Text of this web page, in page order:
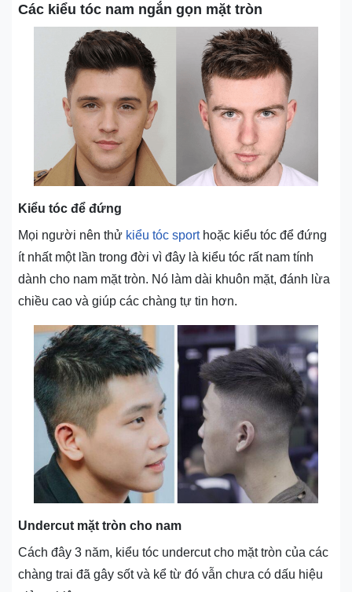
Các kiểu tóc nam ngắn gọn mặt tròn
Kiểu tóc để đứng
Mọi người nên thử kiểu tóc sporthoặc kiểu tóc để đứng
ít nhất một lần trong đời vì đây là kiểu tóc rất nam tính
dành cho nam mặt tròn. Nó làm dài khuôn mặt, đánh lừa
chiều cao và giúp các chàng tự tin hơn.
Undercut mặt tròn cho nam
Cách đây 3 năm, kiểu tóc undercut cho mặt tròn của các
chàng trai đã gây sốt và kể từ đó vẫn chưa có dấu hiệu